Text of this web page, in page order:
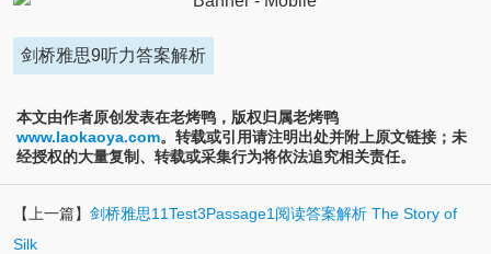
剑桥雅思9听力答案解析
本文由作者原创发表在老烤鸭，版权归属老烤鸭
www.laokaoya.com。转载或引用请注明出处并附上原文链接；未
经授权的大量复制、转载或采集行为将依法追究相关责任。
【上一篇】 剑桥雅思11Test3Passage1阅读答案解析 The Story of
Silk